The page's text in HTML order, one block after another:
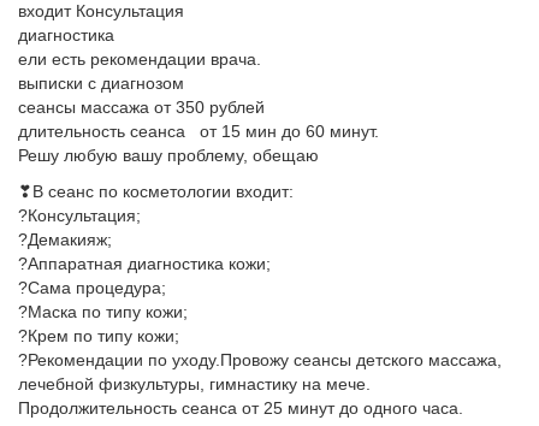
входит Консультация
диагностика
ели есть рекомендации врача.
выписки с диагнозом
сеансы массажа от 350 рублей
длительность сеанса от 15 мин до 60 минут.
Решу любую вашу проблему, обещаю
❣В сеанс по косметологии входит:
?Консультация;
?Демакияж;
?Аппаратная диагностика кожи;
?Сама процедура;
?Маска по типу кожи;
?Крем по типу кожи;
?Рекомендации по уходу.Провожу сеансы детского массажа,
лечебной физкультуры, гимнастику на мече.
Продолжительность сеанса от 25 минут до одного часа.